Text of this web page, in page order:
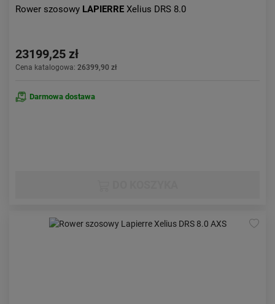
Rower szosowy LAPIERRE Xelius DRS 8.0
23199,25 zł
Cena katalogowa: 26399,90 zł
Darmowa dostawa